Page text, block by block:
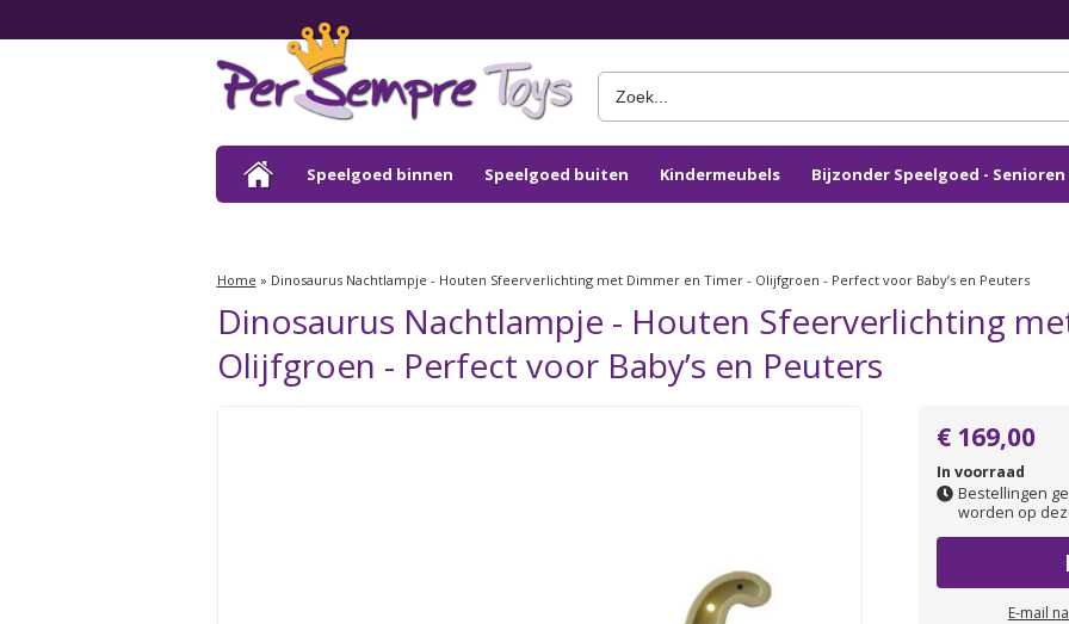
Speelgoed binnen Speelgoed buiten Kindermeubels Bijzonder Speelgoed -
Home » Dinosaurus Nachtlampje - Houten Sfeerverlichting met Dimmer en Timer - Olijfgroen - Perfect voor Baby’s en Peuters
Dinosaurus Nachtlampje - Houten Sfeerverlichting
Olijfgroen - Perfect voor Baby’s en Peuters
€ 169,00
In voorraad
Bestellingen
worden op
E-mail